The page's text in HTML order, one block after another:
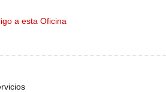
a esta Oficina